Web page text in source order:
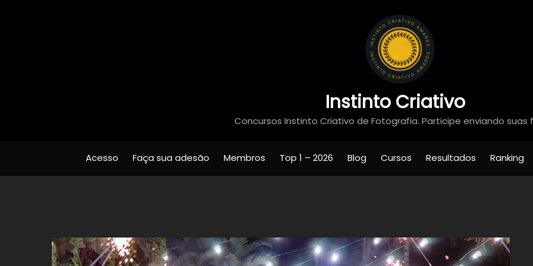
Instinto Criativo
Concursos Instinto Criativo de Fotografia. Participe enviando suas
Acesso Faça sua adesão Membros Top 1 – 2026 Blog Cursos Resultados Ranking